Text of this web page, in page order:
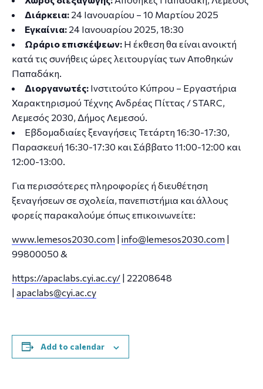
Διάρκεια: 24 Ιανουαρίου – 10 Μαρτίου 2025
Εγκαίνια: 24 Ιανουαρίου 2025, 18:30
Ωράριο επισκέψεων: Η έκθεση θα είναι ανοικτή
κατά τις συνήθεις ώρες λειτουργίας των Αποθηκών
Παπαδάκη.
Διοργανωτές: Ινστιτούτο Κύπρου – Εργαστήρια
Χαρακτηρισμού Τέχνης Ανδρέας Πίττας / STARC,
Λεμεσός 2030, Δήμος Λεμεσού.
Εβδομαδιαίες ξεναγήσεις Τετάρτη 16:30-17:30,
Παρασκευή 16:30-17:30 και Σάββατο 11:00-12:00 και
12:00-13:00.
Για περισσότερες πληροφορίες ή διευθέτηση
ξεναγήσεων σε σχολεία, πανεπιστήμια και άλλους
φορείς παρακαλούμε όπως επικοινωνείτε:
www.lemesos2030.com | info@lemesos2030.com |
99800050 &
https://apaclabs.cyi.ac.cy/ | 22208648
| apaclabs@cyi.ac.cy
Add to calendar